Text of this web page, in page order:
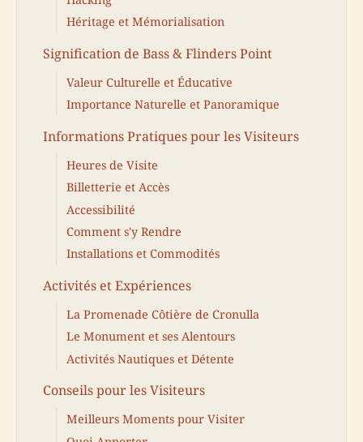
Héritage et Mémorialisation
Signification de Bass & Flinders Point
Valeur Culturelle et Éducative
Importance Naturelle et Panoramique
Informations Pratiques pour les Visiteurs
Heures de Visite
Billetterie et Accès
Accessibilité
Comment s'y Rendre
Installations et Commodités
Activités et Expériences
La Promenade Côtière de Cronulla
Le Monument et ses Alentours
Activités Nautiques et Détente
Conseils pour les Visiteurs
Meilleurs Moments pour Visiter